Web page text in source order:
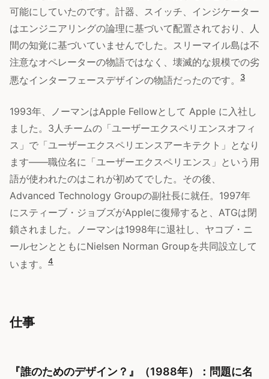
可能にしていたのです。計器、スイッチ、インジケーター
はエンジニアリングの論理に基づいて配置されており、人
間の知覚に基づいていませんでした。スリーマイル島は不
注意なオペレーターの物語ではなく、壊滅的な規模での劣
悪なインターフェースデザインの物語だったのです。
3
1993年、ノーマンはApple Fellowとして Apple に入社し
ました。3人チームの「ユーザーエクスペリエンスオフィ
ス」で「ユーザーエクスペリエンスアーキテクト」となり
ます——職位名に「ユーザーエクスペリエンス」という用
語が使われたのはこれが初めてでした。その後、
Advanced Technology Groupの副社長に就任。1997年
にスティーブ・ジョブズがAppleに復帰すると、ATGは閉
鎖されました。ノーマンは1998年に退社し、ヤコブ・ニ
ールセンとともにNielsen Norman Groupを共同設立して
います。
4
仕事
『誰のためのデザイン？』（1988年）：問題に名